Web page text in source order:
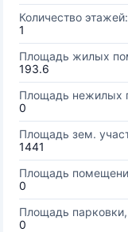
Количество этажей:
1
Площадь жилых
193.6
Площадь нежилых
0
Площадь зем.
1441
Площадь
0
Площадь
0